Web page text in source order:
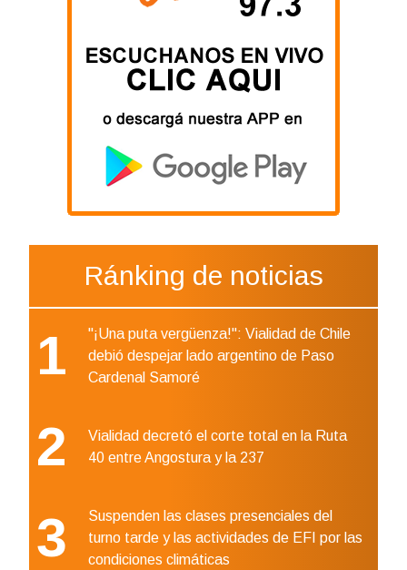
Ránking de noticias
1
"¡Una puta vergüenza!": Vialidad de Chile
debió despejar lado argentino de Paso
Cardenal Samoré
2
Vialidad decretó el corte total en la Ruta
40 entre Angostura y la 237
3
Suspenden las clases presenciales del
turno tarde y las actividades de EFI por las
condiciones climáticas